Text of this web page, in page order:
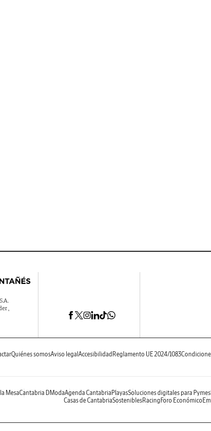
,
Quiénes somosAviso legal Accesibilidad Reglamento UE 2024/1083
MesaCantabria DModaAgenda Cantabria PlayasSoluciones digitales para Pymes
Casas de CantabriaSosteniblesRacing Foro Económico